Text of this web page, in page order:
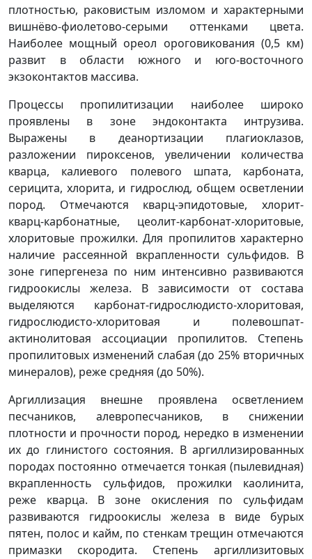
плотностью, раковистым изломом и характерными
вишнёво-фиолетово-серыми оттенками цвета.
Наиболее мощный ореол ороговикования (0,5 км)
развит в области южного и юго-восточного
экзоконтактов массива.
Процессы пропилитизации наиболее широко
проявлены в зоне эндоконтакта интрузива.
Выражены в деанортизации плагиоклазов,
разложении пироксенов, увеличении количества
кварца, калиевого полевого шпата, карбоната,
серицита, хлорита, и гидрослюд, общем осветлении
пород. Отмечаются кварц-эпидотовые, хлорит-
кварц-карбонатные, цеолит-карбонат-хлоритовые,
хлоритовые прожилки. Для пропилитов характерно
наличие рассеянной вкрапленности сульфидов. В
зоне гипергенеза по ним интенсивно развиваются
гидроокислы железа. В зависимости от состава
выделяются карбонат-гидрослюдисто-хлоритовая,
гидрослюдисто-хлоритовая и полевошпат-
актинолитовая ассоциации пропилитов. Степень
пропилитовых изменений слабая (до 25% вторичных
минералов), реже средняя (до 50%).
Аргиллизация внешне проявлена осветлением
песчаников, алевропесчаников, в снижении
плотности и прочности пород, нередко в изменении
их до глинистого состояния. В аргиллизированных
породах постоянно отмечается тонкая (пылевидная)
вкрапленность сульфидов, прожилки каолинита,
реже кварца. В зоне окисления по сульфидам
развиваются гидроокислы железа в виде бурых
пятен, полос и кайм, по стенкам трещин отмечаются
примазки скородита. Степень аргиллизитовых